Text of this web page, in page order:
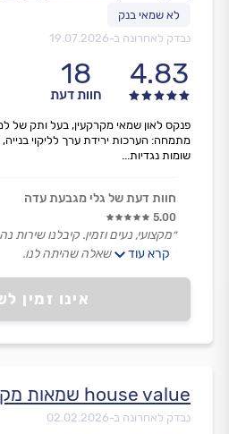
נבדק לאחרונה ב-19.07.2026
4.83
18
חוות דעת
אינו זמין
מתמחה: הערכות ירידת ערך לליקוי בנייה,
שומות נגדיות...
חוות דעת של גלי מגבעת עדה
5.00
״מקצועי, נעים וזמין. קיבלנו
קשב רב לכל שאלה שהיתה לנו.
קרא עוד
house value שמאות מקרקעין
נבדק לאחרונה ב-02.02.2026